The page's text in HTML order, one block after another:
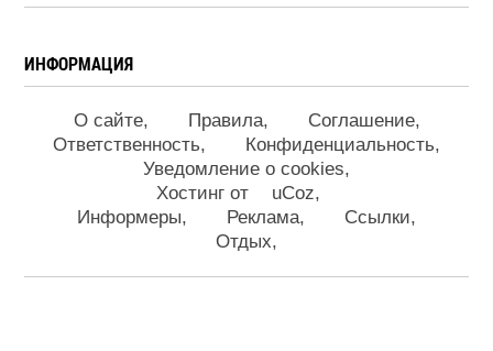
ИНФОРМАЦИЯ
О сайте Правила
Соглашение
Ответственность
Конфиденциальность
Уведомление о cookies
Хостинг от
uCoz
Информеры
Реклама
Ссылки
Отдых